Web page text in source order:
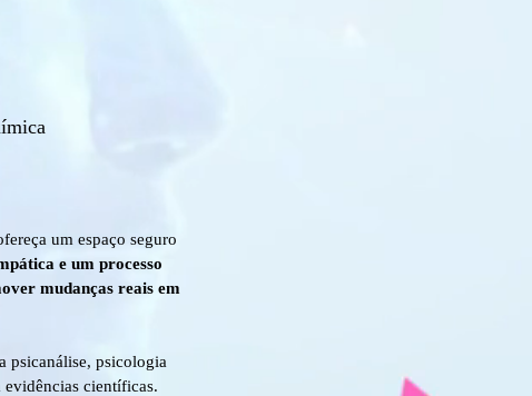
um espaço seguro
e um processo
mudanças reais em
psicanálise, psicologia
evidências científicas.